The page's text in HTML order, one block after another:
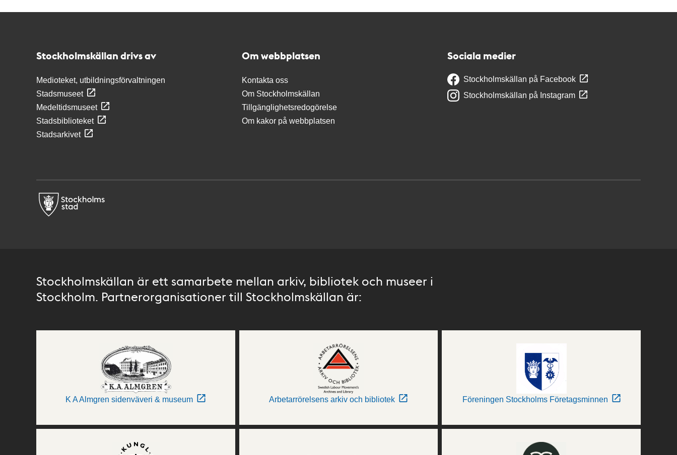
Stockholmskällan drivs av
Medioteket, utbildningsförvaltningen
Stadsmuseet
Medeltidsmuseet
Stadsbiblioteket
Stadsarkivet
Om webbplatsen
Kontakta oss
Om Stockholmskällan
Tillgänglighetsredogörelse
Om kakor på webbplatsen
Sociala medier
Stockholmskällan på Facebook
Stockholmskällan på Instagram
Stockholmskällan är ett samarbete mellan arkiv, bibliotek och museer i
Stockholm. Partnerorganisationer till Stockholmskällan är:
K A Almgren sidenväveri & museum Arbetarrörelsens arkiv och bibliotek Föreningen Stockholms Företagsminnen